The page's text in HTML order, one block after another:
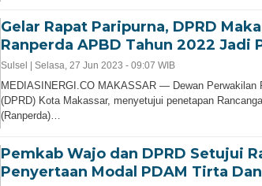
Gelar Rapat Paripurna, DPRD
Ranperda APBD Tahun 2022 Jadi
Sulsel | Selasa, 27 Jun 2023 - 09:07 WIB
MEDIASINERGI.CO MAKASSAR — Dewan Perwakilan
(DPRD) Kota Makassar, menyetujui penetapan
(Ranperda)…
Pemkab Wajo dan DPRD Setujui
Penyertaan Modal PDAM Tirta